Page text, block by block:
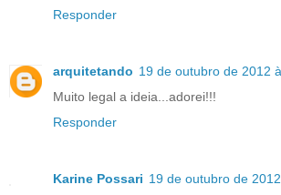
Responder
arquitetando 19 de outubro de 2012
Muito legal a ideia...adorei!!!
Responder
Karine Possari 19 de outubro de